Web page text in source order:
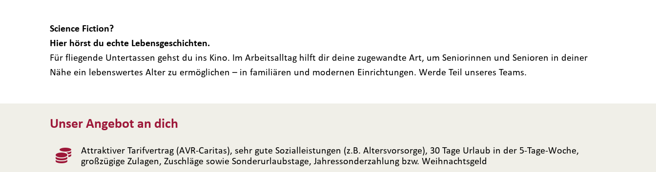
Science Fiction?
Hier hörst du echte Lebensgeschichten.
Für fliegende Untertassen gehst du ins Kino. Im Arbeitsalltag hilft dir deine zugewandte Art, um Seniorinnen und Senioren in deiner
Nähe ein lebenswertes Alter zu ermöglichen – in familiären und modernen Einrichtungen. Werde Teil unseres Teams.
Unser Angebot an dich
Attraktiver Tarifvertrag (AVR-Caritas), sehr gute Sozialleistungen (z.B. Altersvorsorge), 30 Tage Urlaub in der 5-Tage-Woche,
großzügige Zulagen, Zuschläge sowie Sonderurlaubstage, Jahressonderzahlung bzw. Weihnachtsgeld